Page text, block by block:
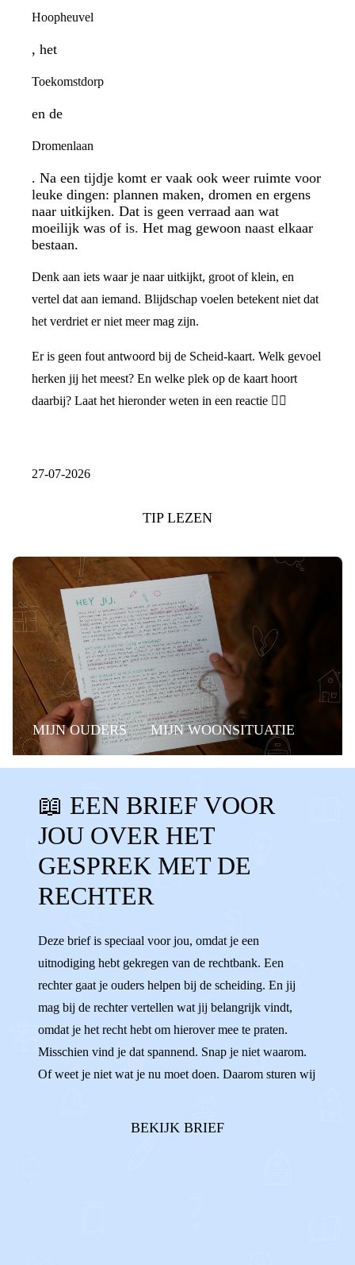
Hoopheuvel
, het
Toekomstdorp
en de
Dromenlaan
. Na een tijdje komt er vaak ook weer ruimte voor
leuke dingen: plannen maken, dromen en ergens
naar uitkijken. Dat is geen verraad aan wat
moeilijk was of is. Het mag gewoon naast elkaar
bestaan.
Denk aan iets waar je naar uitkijkt, groot of klein, en
vertel dat aan iemand. Blijdschap voelen betekent niet dat
het verdriet er niet meer mag zijn.
Er is geen fout antwoord bij de Scheid-kaart. Welk gevoel
herken jij het meest? En welke plek op de kaart hoort
daarbij? Laat het hieronder weten in een reactie 👇🏼
27-07-2026
TIP LEZEN
MIJN OUDERS MIJN WOONSITUATIE
RECHTEN BUDDY
DETECTIEPOORTJES SPANNEND
OPROEPBRIEF UITNODIGING
MENING WENSEN IDEEËN
VERANTWOORDELIJKHEID
RECHTBANK RECHTER
📖 EEN BRIEF VOOR
JOU OVER HET
GESPREK MET DE
RECHTER
Deze brief is speciaal voor jou, omdat je een
uitnodiging hebt gekregen van de rechtbank. Een
rechter gaat je ouders helpen bij de scheiding. En jij
mag bij de rechter vertellen wat jij belangrijk vindt,
omdat je het recht hebt om hierover mee te praten.
Misschien vind je dat spannend. Snap je niet waarom.
Of weet je niet wat je nu moet doen. Daarom sturen wij
BEKIJK BRIEF